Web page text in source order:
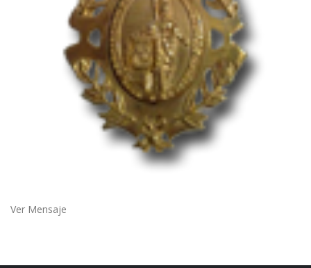
Ver Mensaje